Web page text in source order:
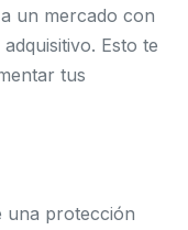
un mercado con
Esto te
tus
una protección